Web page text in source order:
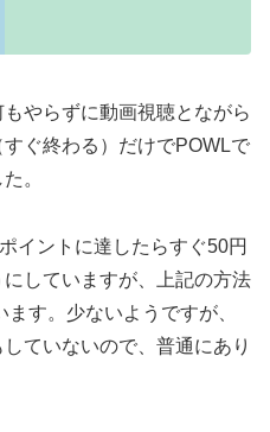
やらずに動画視聴とながら
ぐ終わる）だけでPOWLで
。
イントに達したらすぐ50円
していますが、上記の方法
ます。少ないようですが、
ていないので、普通にあり